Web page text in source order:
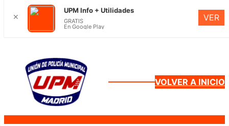
contenido
VOLVER A INICIO
✕
UPM Info + Utilidades
GRATIS
En Google Play
VER